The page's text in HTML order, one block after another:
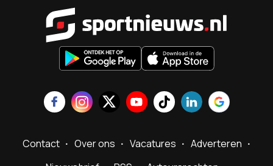
Contact Over ons Vacatures
Adverteren